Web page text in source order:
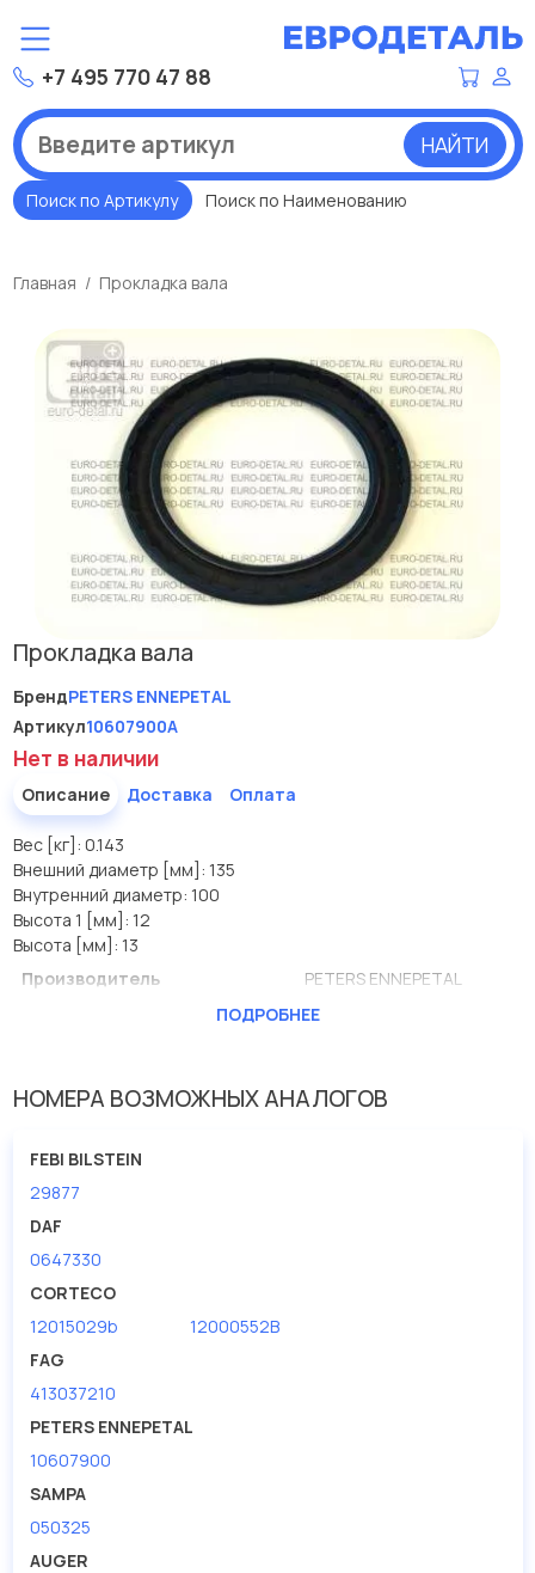
+7 495 770 47 88
НАЙТИ
Поиск по Артикулу Поиск по Наименованию
Главная Прокладка вала
Прокладка вала
БрендPETERS ENNEPETAL
Артикул10607900A
Нет в наличии
Описание Доставка Оплата
Вес [кг]: 0.143
Внешний диаметр [мм]: 135
Внутренний диаметр: 100
Высота 1 [мм]: 12
Высота [мм]: 13
Производитель
PETERS ENNEPETAL
0.143
Внутренний диаметр
100
Высота [мм]
ПОДРОБНЕЕ
НОМЕРА ВОЗМОЖНЫХ АНАЛОГОВ
FEBI BILSTEIN
29877
DAF
0647330
CORTECO
12015029b
12000552B
FAG
413037210
PETERS ENNEPETAL
10607900
SAMPA
050325
AUGER